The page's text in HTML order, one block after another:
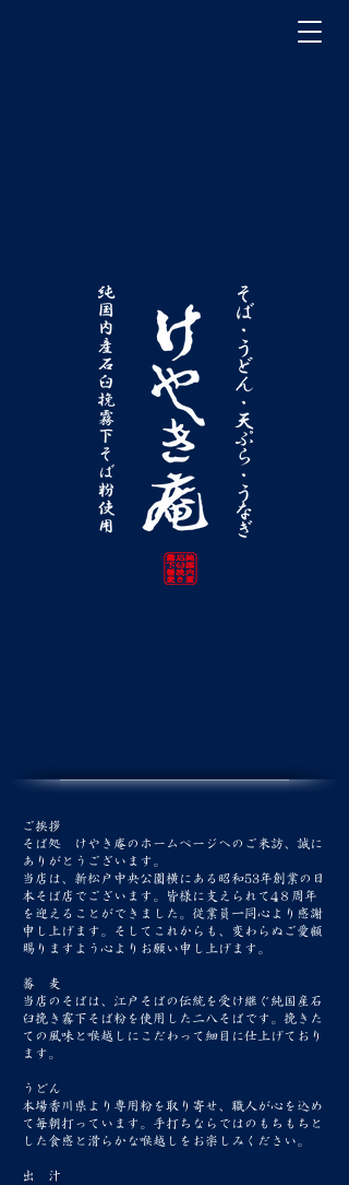
ご挨拶
そば処 けやき庵のホームページへのご来訪、誠に
ありがとうございます。
当店は​、新松戸中央公園横にある昭和53年創業の日
本そば店でございます。皆様に支えられて4８周年
を迎えることができました。従業員一同心より感謝
申し上げます。そしてこれからも、変わらぬご愛顧
賜りますよう心よりお願い申し上げます。
蕎 麦
当店のそばは、江戸そばの伝統を受け継ぐ純国産石
臼挽き霧下そば粉を使用した二八そばです。挽きた
ての風味と喉越しにこだわって細目に仕上げており
ます。
うどん
本場香川県より専用粉を取り寄せ、職人が心を込め
て毎朝打っています。手打ちならではのもちもちと
した食感と滑らかな喉越しをお楽しみください。
出
汁